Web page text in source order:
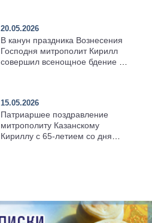
20.05.2026
В канун праздника Вознесения
Господня митрополит Кирилл
совершил всенощное бдение в
15.05.2026
Патриаршее поздравление
митрополиту Казанскому
Кириллу с 65-летием со дня